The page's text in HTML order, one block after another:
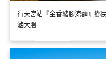
行天宮站『金香豬腳涼麵』鄉
滷大腸